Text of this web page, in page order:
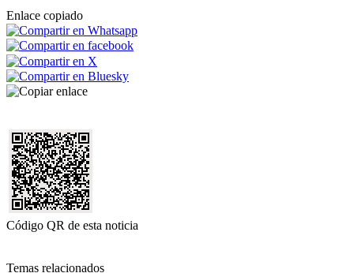
Enlace copiado
Código QR de esta noticia
Temas relacionados